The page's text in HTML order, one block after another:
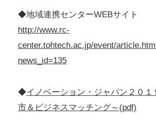
◆地域連携センターWEBサイト
http://www.rc-
center.tohtech.ac.jp/event/
news_id=135
◆イノベーション・ジャパン２０１
市＆ビジネスマッチング～(pdf)